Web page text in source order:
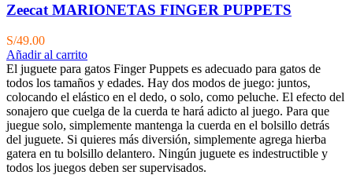
Zeecat MARIONETAS FINGER PUPPETS
S/49.00
Añadir al carrito
El juguete para gatos Finger Puppets es adecuado para gatos de
todos los tamaños y edades. Hay dos modos de juego: juntos,
colocando el elástico en el dedo, o solo, como peluche. El efecto del
sonajero que cuelga de la cuerda te hará adicto al juego. Para que
juegue solo, simplemente mantenga la cuerda en el bolsillo detrás
del juguete. Si quieres más diversión, simplemente agrega hierba
gatera en tu bolsillo delantero. Ningún juguete es indestructible y
todos los juegos deben ser supervisados.